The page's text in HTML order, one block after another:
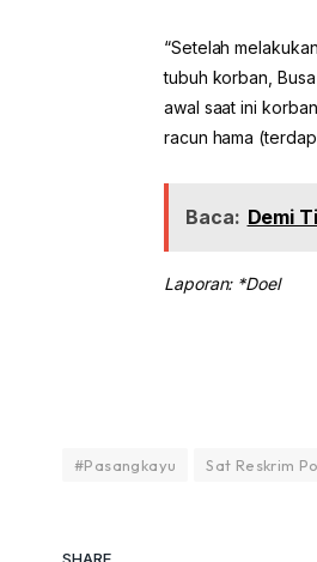
“Setelah
tubuh korban,
awal saat ini
racun hama
Baca: Demi
Laporan: *Doel
#Pasangkayu Sat Reskrim
SHARE.